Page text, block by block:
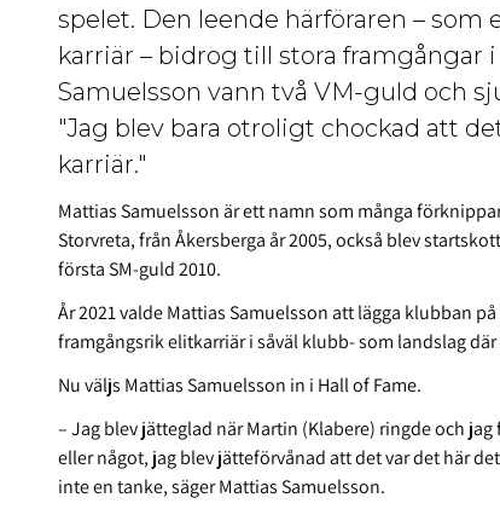
spelet. Den leende härföraren –
karriär – bidrog till stora framgångar
Samuelsson vann två VM-guld och
"Jag blev bara otroligt chockad att
karriär."
Mattias Samuelsson är ett namn som många
Storvreta, från Åkersberga år 2005, också blev
första SM-guld 2010.
År 2021 valde Mattias Samuelsson att lägga klubban
framgångsrik elitkarriär i såväl klubb- som landslag
Nu väljs Mattias Samuelsson in i Hall of Fame.
– Jag blev jätteglad när Martin (Klabere) ringde och
eller något, jag blev jätteförvånad att det var det här
inte en tanke, säger Mattias Samuelsson.